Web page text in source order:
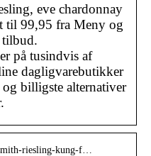
eve chardonnay
til 99,95 fra Meny og
tilbud.
på tusindvis af
dagligvarebutikker
billigste alternativer
riesling-kung-f…